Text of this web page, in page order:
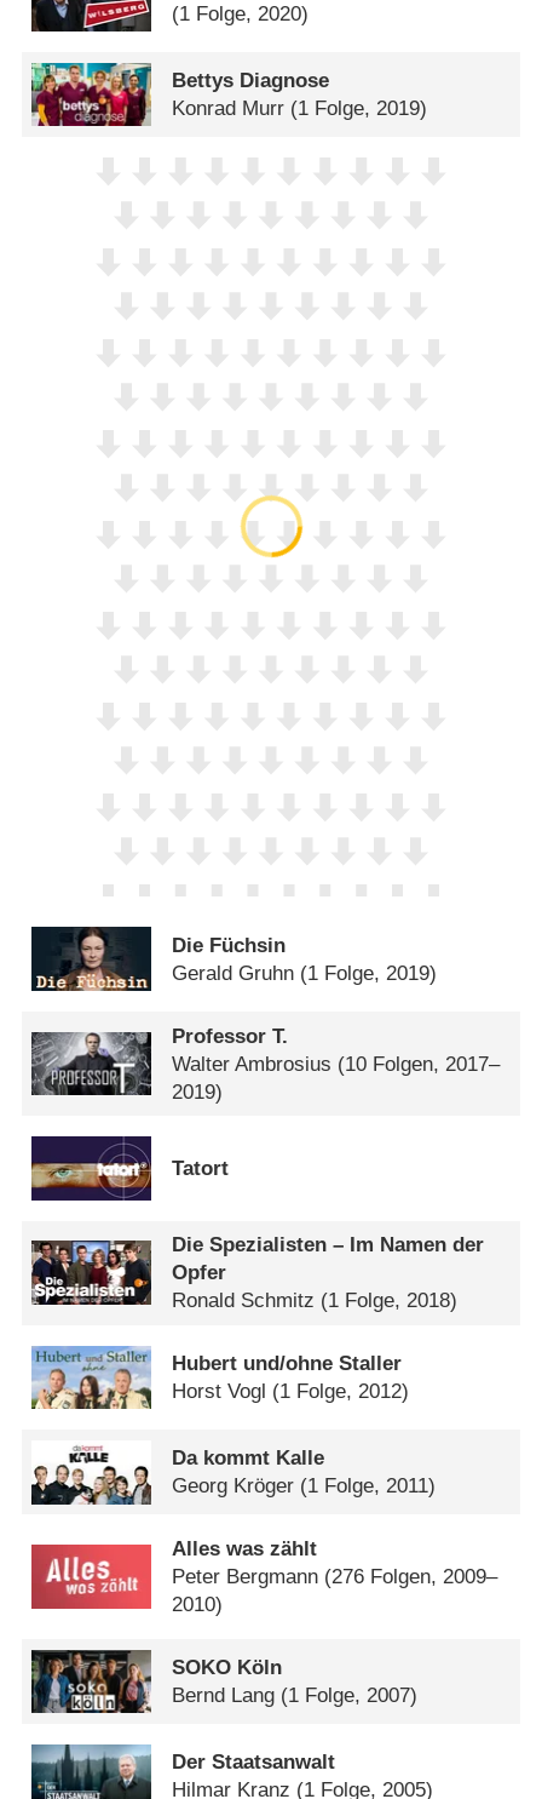
(1 Folge, 2020)
Bettys Diagnose
Konrad Murr (1 Folge, 2019)
Die Füchsin
Gerald Gruhn (1 Folge, 2019)
Professor T.
Walter Ambrosius (10 Folgen, 2017–
2019)
Tatort
Die Spezialisten – Im Namen der
Opfer
Ronald Schmitz (1 Folge, 2018)
Hubert und/​ohne Staller
Horst Vogl (1 Folge, 2012)
Da kommt Kalle
Georg Kröger (1 Folge, 2011)
Alles was zählt
Peter Bergmann (276 Folgen, 2009–
2010)
SOKO Köln
Bernd Lang (1 Folge, 2007)
Der Staatsanwalt
Hilmar Kranz (1 Folge, 2005)